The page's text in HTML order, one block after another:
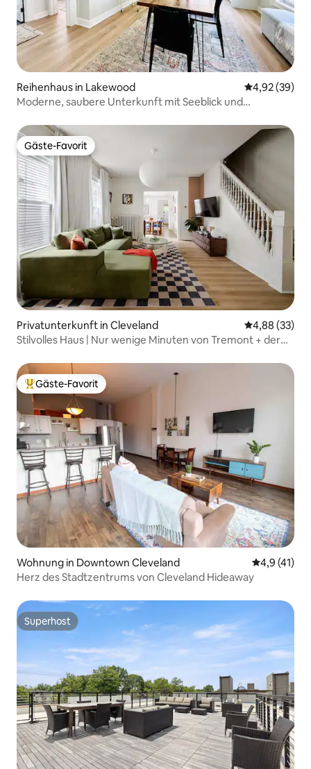
Reihenhaus in Lakewood
4,92 (39)
Moderne, saubere Unterkunft mit Seeblick und
Gäste-Favorit
Gäste-Favorit
Privatunterkunft in Cleveland
4,88 (33)
Stilvolles Haus | Nur wenige Minuten von Tremont + der
Beliebter Gäste-Favorit.
Gäste-Favorit
Wohnung in Downtown Cleveland
4,9 (41)
Herz des Stadtzentrums von Cleveland Hideaway
Superhost
Superhost